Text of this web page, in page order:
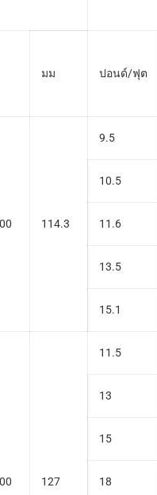
มม ปอนด์/ฟุต
114.3
9.5
10.5
11.6
13.5
15.1
127
11.5
13
15
18